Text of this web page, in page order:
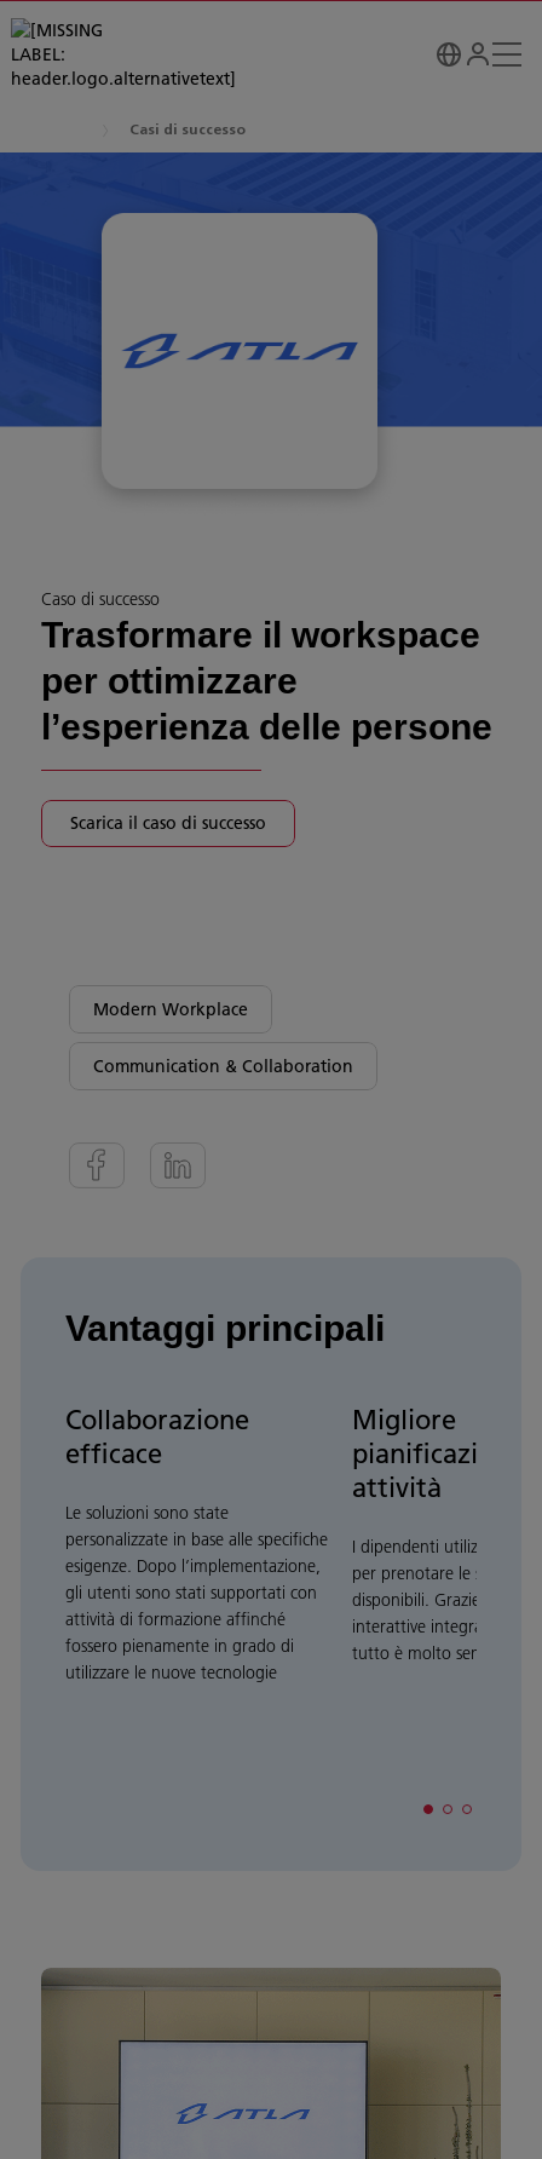
Casi di successo
Caso di successo
Trasformare il workspace
per ottimizzare
l’esperienza delle persone
Scarica il caso di successo
Modern Workplace
Communication & Collaboration
Vantaggi principali
Collaborazione
efficace
Le soluzioni sono state
personalizzate in base alle specifiche
esigenze. Dopo l’implementazione,
gli utenti sono stati supportati con
attività di formazione affinché
fossero pienamente in grado di
utilizzare le nuove tecnologie
Migliore
pianificazione
attività
I dipendenti utilizzano
per prenotare le sale
disponibili. Grazie alle
interattive integrate nella
tutto è molto semplice e